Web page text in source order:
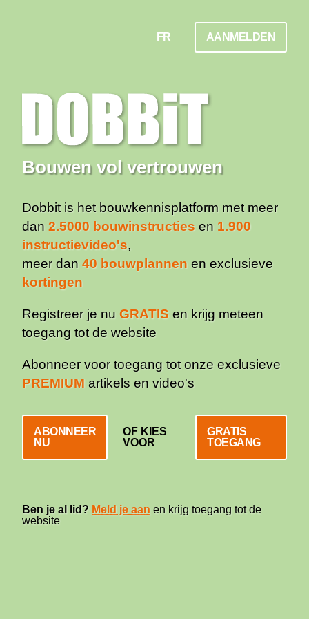
Bouwen vol vertrouwen
Dobbit is het bouwkennisplatform met meer
dan 2.5000 bouwinstructies en 1.900
instructievideo's,
meer dan 40 bouwplannen en exclusieve
kortingen
Registreer je nu GRATIS en krijg meteen
toegang tot de website
Abonneer voor toegang tot onze exclusieve
PREMIUM artikels en video's
ABONNEER
NU
OF KIES
VOOR
GRATIS
TOEGANG
Ben je al lid? Meld je aan en krijg toegang tot de
website
FR AANMELDEN